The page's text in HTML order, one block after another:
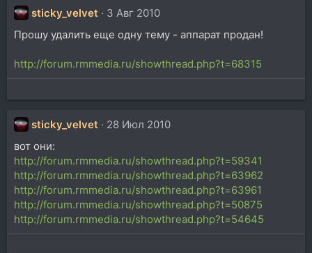
sticky_velvet
3 Авг 2010
Прошу удалить еще одну тему - аппарат продан!
http://forum.rmmedia.ru/showthread.php?t=68315
sticky_velvet
28 Июл 2010
вот они:
http://forum.rmmedia.ru/showthread.php?t=59341
http://forum.rmmedia.ru/showthread.php?t=63962
http://forum.rmmedia.ru/showthread.php?t=63961
http://forum.rmmedia.ru/showthread.php?t=50875
http://forum.rmmedia.ru/showthread.php?t=54645